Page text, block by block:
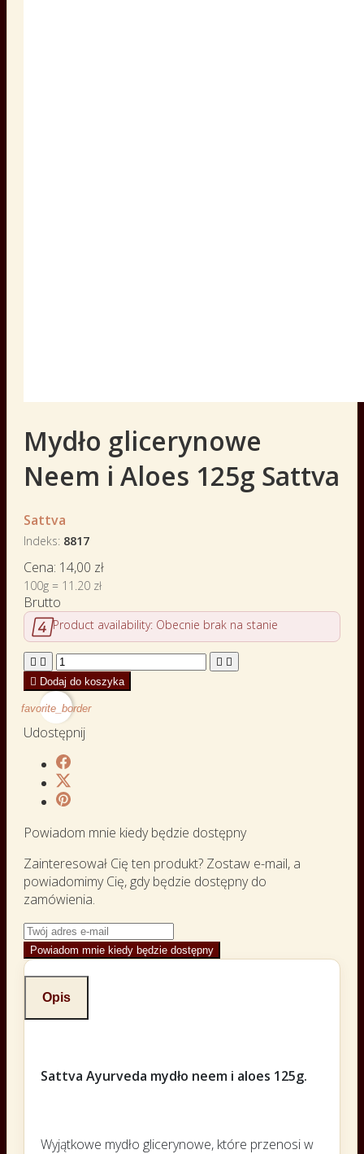
Mydło glicerynowe
Neem i Aloes 125g Sattva
Sattva
Indeks 8817
Cena: 14,00 zł
100g = 11.20 zł
Brutto
Product availability: Obecnie brak na stanie
   
 Dodaj do koszyka
favorite_border
Udostępnij
Powiadom mnie kiedy będzie dostępny
Zainteresował Cię ten produkt? Zostaw e-mail, a
powiadomimy Cię, gdy będzie dostępny do
zamówienia.
Powiadom mnie kiedy będzie dostępny
Opis
Sattva Ayurveda mydło neem i aloes 125g.
Wyjątkowe mydło glicerynowe, które przenosi w